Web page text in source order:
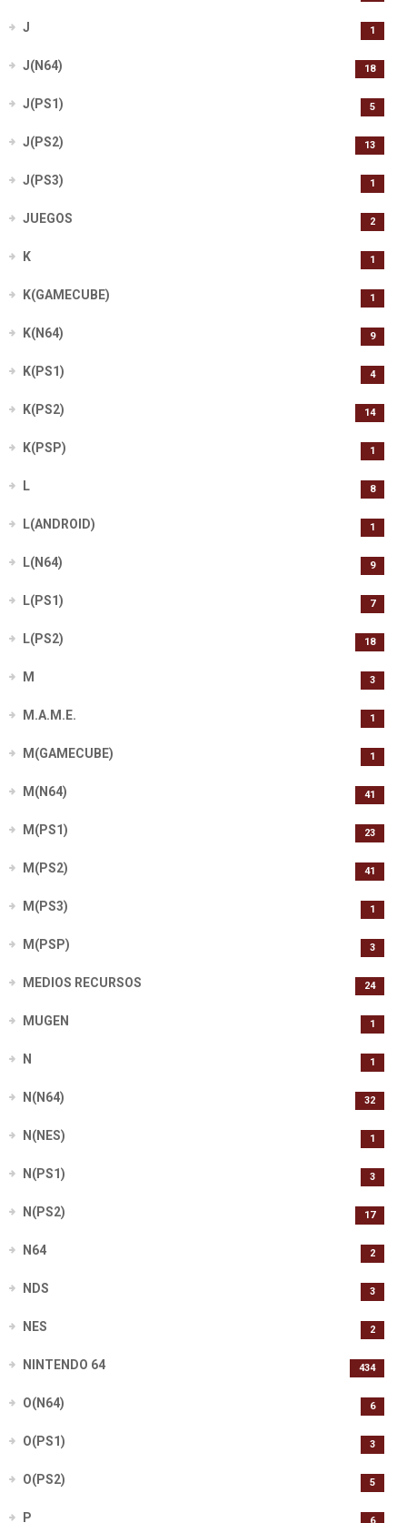
J 1
J(N64) 18
J(PS1) 5
J(PS2) 13
J(PS3) 1
JUEGOS 2
K 1
K(GAMECUBE) 1
K(N64) 9
K(PS1) 4
K(PS2) 14
K(PSP) 1
L 8
L(ANDROID) 1
L(N64) 9
L(PS1) 7
L(PS2) 18
M 3
M.A.M.E. 1
M(GAMECUBE) 1
M(N64) 41
M(PS1) 23
M(PS2) 41
M(PS3) 1
M(PSP) 3
MEDIOS RECURSOS 24
MUGEN 1
N 1
N(N64) 32
N(NES) 1
N(PS1) 3
N(PS2) 17
N64 2
NDS 3
NES 2
NINTENDO 64 434
O(N64) 6
O(PS1) 3
O(PS2) 5
P